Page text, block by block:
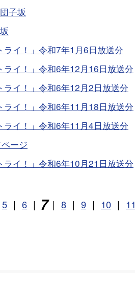
子坂
イ！」令和7年1月6日放送分
イ！」令和6年12月16日放送分
イ！」令和6年12月2日放送分
イ！」令和6年11月18日放送分
イ！」令和6年11月4日放送分
ージ
イ！」令和6年10月21日放送分
5 | 6 | 7 | 8 | 9 | 10 | 11